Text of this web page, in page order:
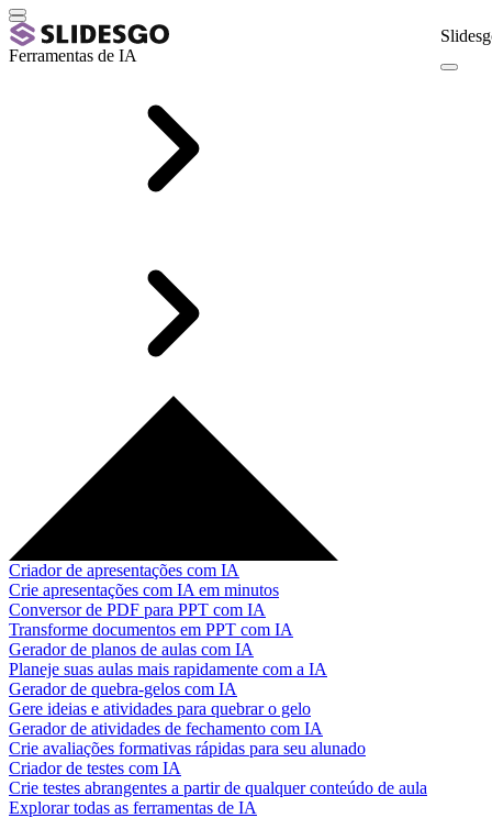
Ferramentas de IA
Criador de apresentações com IA
Crie apresentações com IA em minutos
Conversor de PDF para PPT com IA
Transforme documentos em PPT com IA
Gerador de planos de aulas com IA
Planeje suas aulas mais rapidamente com a IA
Gerador de quebra-gelos com IA
Gere ideias e atividades para quebrar o gelo
Gerador de atividades de fechamento com IA
Crie avaliações formativas rápidas para seu alunado
Criador de testes com IA
Crie testes abrangentes a partir de qualquer conteúdo de aula
Explorar todas as ferramentas de IA